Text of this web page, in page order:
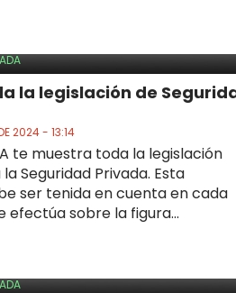
la legislación de
2024 - 13:14
A te muestra toda la legislación
Seguridad Privada. Esta
ser tenida en cuenta en cada
efectúa sobre la figura...